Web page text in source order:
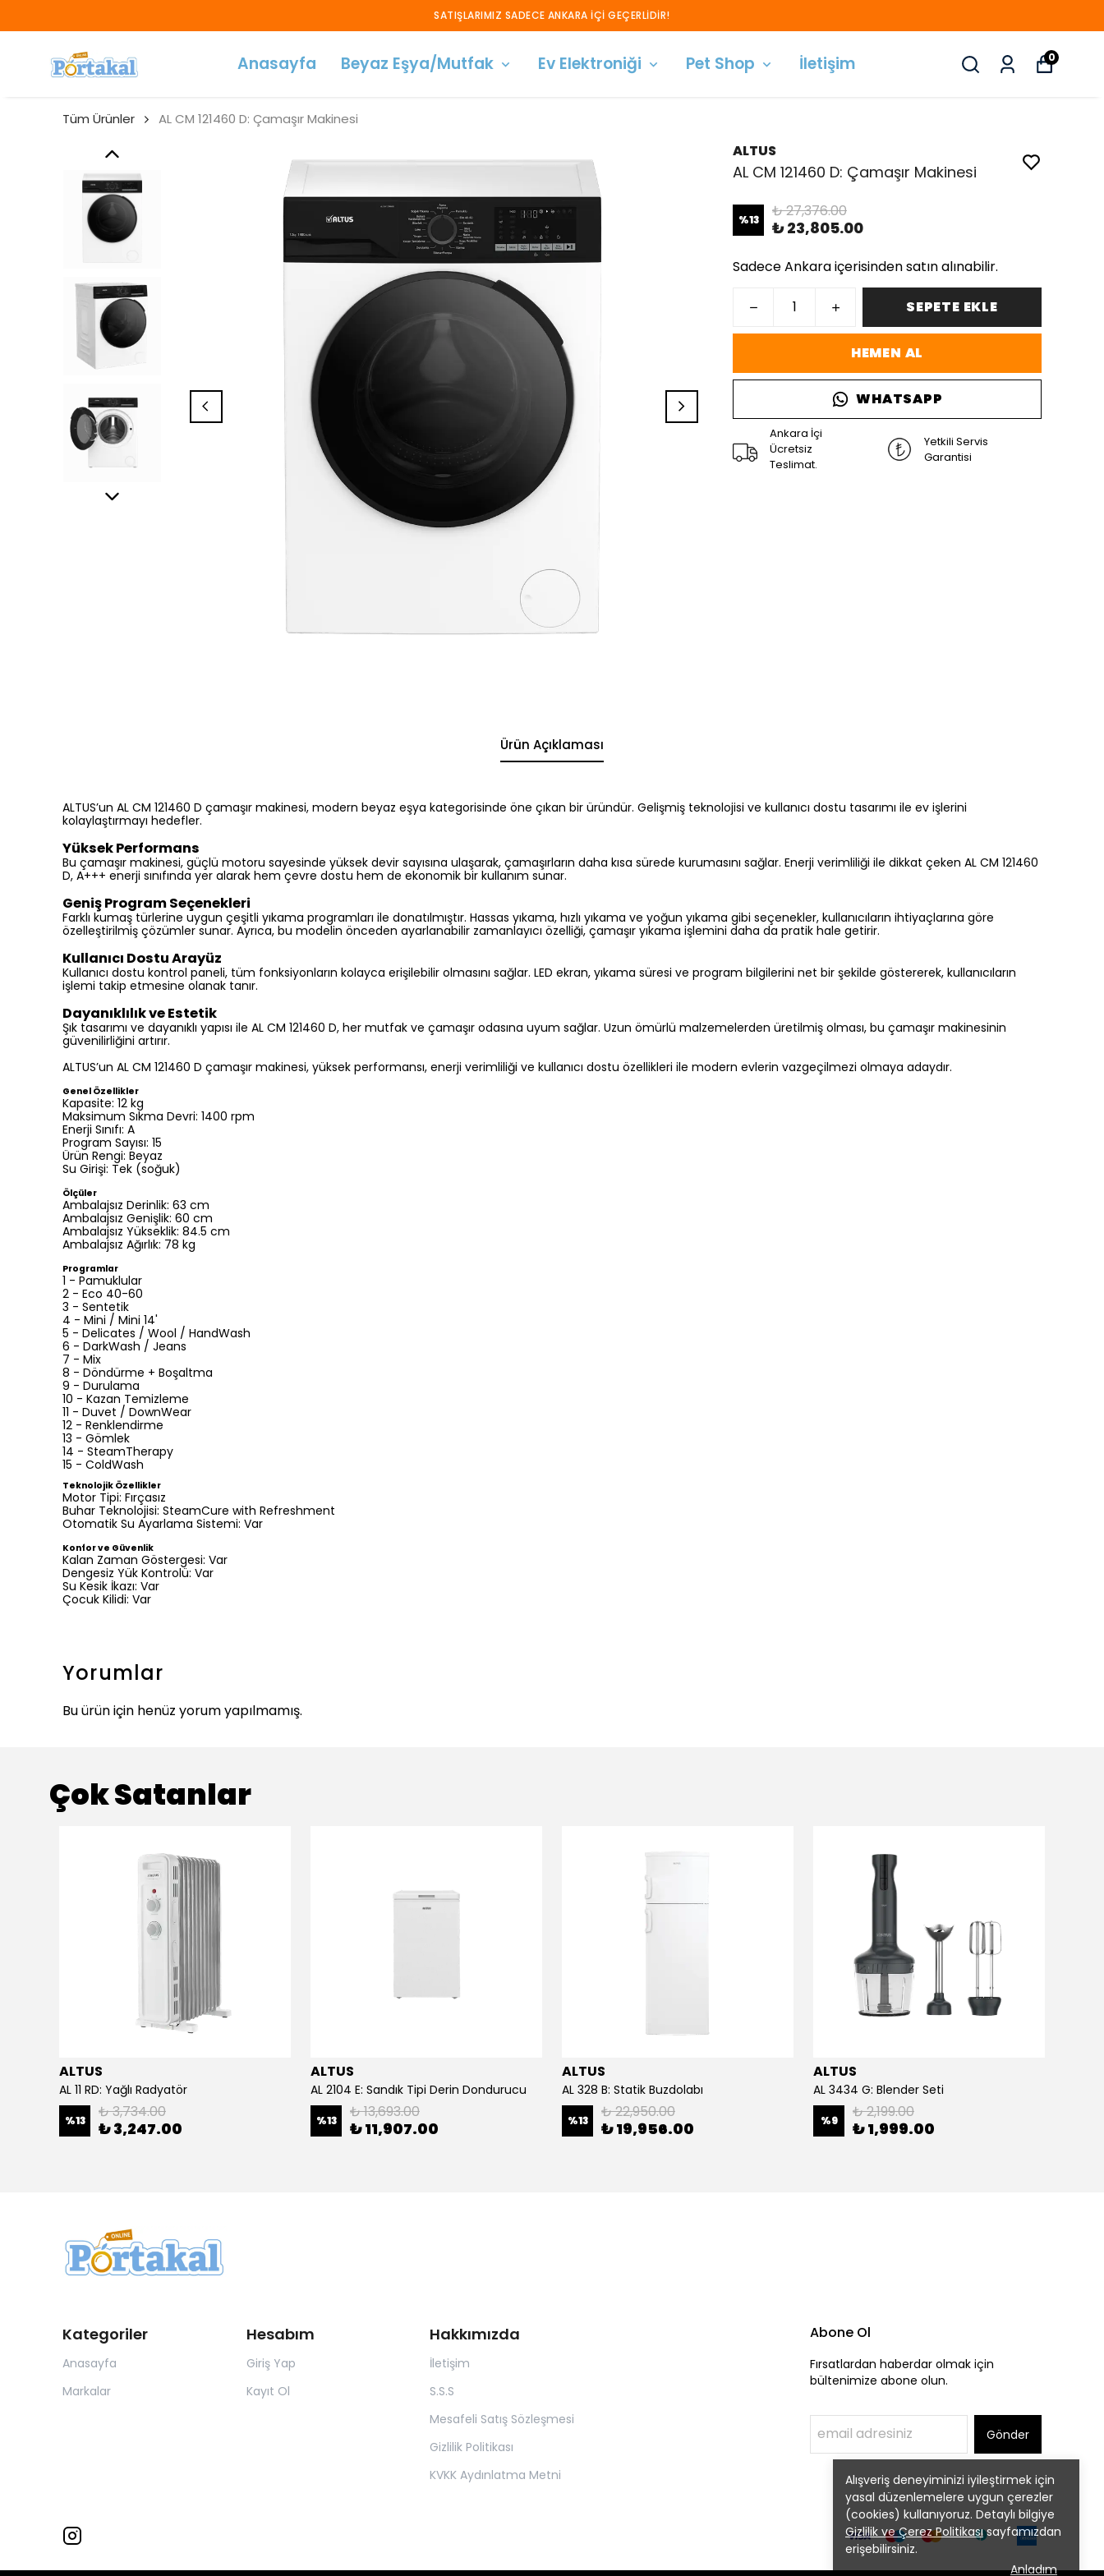
SATIŞLARIMIZ SADECE ANKARA İÇİ GEÇERLİDİR!
Anasayfa Beyaz Eşya/Mutfak Ev Elektroniği Pet Shop İletişim 0
Alışveriş deneyiminizi iyileştirmek için
yasal düzenlemelere uygun çerezler
(cookies) kullanıyoruz. Detaylı bilgiye
Gizlilik ve Çerez Politikasısayfamızdan
erişebilirsiniz.
Anladım
Tüm Ürünler AL CM 121460 D: Çamaşır Makinesi
ALTUS
AL CM 121460 D: Çamaşır Makinesi
%13 ₺ 27,376.00
₺ 23,805.00
Sadece Ankara içerisinden satın alınabilir.
SEPETE EKLE
HEMEN AL
WHATSAPP
Ankara İçi
Ücretsiz
Teslimat.
Yetkili Servis
Garantisi
Ürün Açıklaması
ALTUS’un AL CM 121460 D çamaşır makinesi, modern beyaz eşya kategorisinde öne çıkan bir üründür. Gelişmiş teknolojisi ve kullanıcı dostu tasarımı ile ev işlerini
kolaylaştırmayı hedefler.
Yüksek Performans
Bu çamaşır makinesi, güçlü motoru sayesinde yüksek devir sayısına ulaşarak, çamaşırların daha kısa sürede kurumasını sağlar. Enerji verimliliği ile dikkat çeken AL CM 121460
D, A+++ enerji sınıfında yer alarak hem çevre dostu hem de ekonomik bir kullanım sunar.
Geniş Program Seçenekleri
Farklı kumaş türlerine uygun çeşitli yıkama programları ile donatılmıştır. Hassas yıkama, hızlı yıkama ve yoğun yıkama gibi seçenekler, kullanıcıların ihtiyaçlarına göre
özelleştirilmiş çözümler sunar. Ayrıca, bu modelin önceden ayarlanabilir zamanlayıcı özelliği, çamaşır yıkama işlemini daha da pratik hale getirir.
Kullanıcı Dostu Arayüz
Kullanıcı dostu kontrol paneli, tüm fonksiyonların kolayca erişilebilir olmasını sağlar. LED ekran, yıkama süresi ve program bilgilerini net bir şekilde göstererek, kullanıcıların
işlemi takip etmesine olanak tanır.
Dayanıklılık ve Estetik
Şık tasarımı ve dayanıklı yapısı ile AL CM 121460 D, her mutfak ve çamaşır odasına uyum sağlar. Uzun ömürlü malzemelerden üretilmiş olması, bu çamaşır makinesinin
güvenilirliğini artırır.
ALTUS’un AL CM 121460 D çamaşır makinesi, yüksek performansı, enerji verimliliği ve kullanıcı dostu özellikleri ile modern evlerin vazgeçilmezi olmaya adaydır.
Genel Özellikler
Kapasite: 12 kg
Maksimum Sıkma Devri: 1400 rpm
Enerji Sınıfı: A
Program Sayısı: 15
Ürün Rengi: Beyaz
Su Girişi: Tek (soğuk)
Ölçüler
Ambalajsız Derinlik: 63 cm
Ambalajsız Genişlik: 60 cm
Ambalajsız Yükseklik: 84.5 cm
Ambalajsız Ağırlık: 78 kg
Programlar
1 - Pamuklular
2 - Eco 40-60
3 - Sentetik
4 - Mini / Mini 14'
5 - Delicates / Wool / HandWash
6 - DarkWash / Jeans
7 - Mix
8 - Döndürme + Boşaltma
9 - Durulama
10 - Kazan Temizleme
11 - Duvet / DownWear
12 - Renklendirme
13 - Gömlek
14 - SteamTherapy
15 - ColdWash
Teknolojik Özellikler
Motor Tipi: Fırçasız
Buhar Teknolojisi: SteamCure with Refreshment
Otomatik Su Ayarlama Sistemi: Var
Konfor ve Güvenlik
Kalan Zaman Göstergesi: Var
Dengesiz Yük Kontrolü: Var
Su Kesik İkazı: Var
Çocuk Kilidi: Var
Yorumlar
Bu ürün için henüz yorum yapılmamış.
Çok Satanlar
ALTUS
AL 11 RD: Yağlı Radyatör
%13 ₺ 3,734.00
₺ 3,247.00
ALTUS
AL 2104 E: Sandık Tipi Derin Dondurucu
%13 ₺ 13,693.00
₺ 11,907.00
ALTUS
AL 328 B: Statik Buzdolabı
%13 ₺ 22,950.00
₺ 19,956.00
ALTUS
AL 3434 G: Blender Seti
%9 ₺ 2,199.00
₺ 1,999.00
Kategoriler
Anasayfa
Markalar
Hesabım
Giriş Yap
Kayıt Ol
Hakkımızda
İletişim
S.S.S
Mesafeli Satış Sözleşmesi
Gizlilik Politikası
KVKK Aydınlatma Metni
Abone Ol
Fırsatlardan haberdar olmak için
bültenimize abone olun.
Gönder